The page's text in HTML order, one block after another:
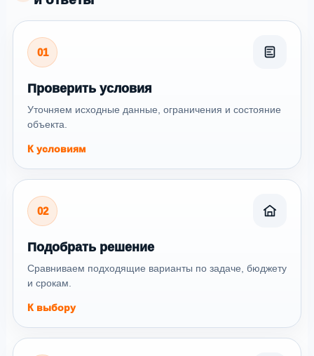
01
Проверить условия
Уточняем исходные данные, ограничения и состояние
объекта.
К условиям
02
Подобрать решение
Сравниваем подходящие варианты по задаче, бюджету
и срокам.
К выбору